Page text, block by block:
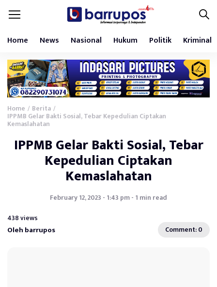
Home News Nasional Hukum Politik Kriminal
Home / Berita /
IPPMB Gelar Bakti Sosial, Tebar Kepedulian Ciptakan
Kemaslahatan
IPPMB Gelar Bakti Sosial, Tebar
Kepedulian Ciptakan
Kemaslahatan
February 12, 2023 - 1:43 pm - 1 min read
438 views
Oleh barrupos Comment: 0